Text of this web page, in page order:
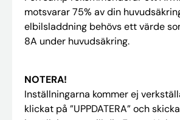
motsvarar 75% av din
elbilsladdning behövs ett värde
8A under huvudsäkring.
NOTERA!
Inställningarna kommer ej
klickat på ”UPPDATERA” och